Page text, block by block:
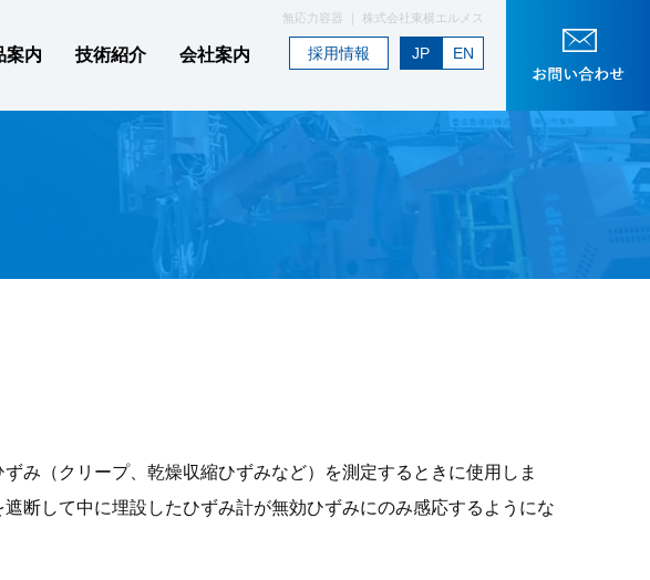
無応力容器 ｜ 株式会社東横エルメス
案内 技術紹介 会社案内 採用情報 JP EN
み（クリープ、乾燥収縮ひずみなど）を測定するときに使用しま
断して中に埋設したひずみ計が無効ひずみにのみ感応するようにな